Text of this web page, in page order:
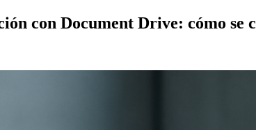
con Document Drive: cómo